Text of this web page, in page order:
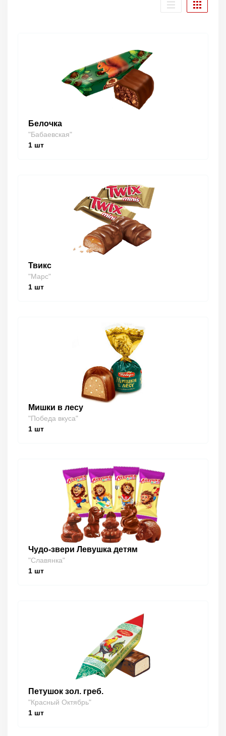
Белочка
"Бабаевская"
1 шт
Твикс
"Марс"
1 шт
Мишки в лесу
"Победа вкуса"
1 шт
Чудо-звери Левушка детям
"Славянка"
1 шт
Петушок зол. греб.
"Красный Октябрь"
1 шт